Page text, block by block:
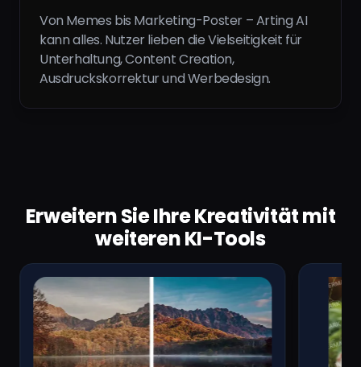
Von Memes bis Marketing-Poster – Arting AI
kann alles. Nutzer lieben die Vielseitigkeit für
Unterhaltung, Content Creation,
Ausdruckskorrektur und Werbedesign.
Erweitern Sie Ihre Kreativität mit
weiteren KI-Tools